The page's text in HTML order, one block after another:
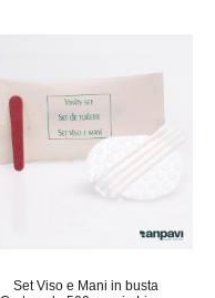
Set Viso e Mani in busta